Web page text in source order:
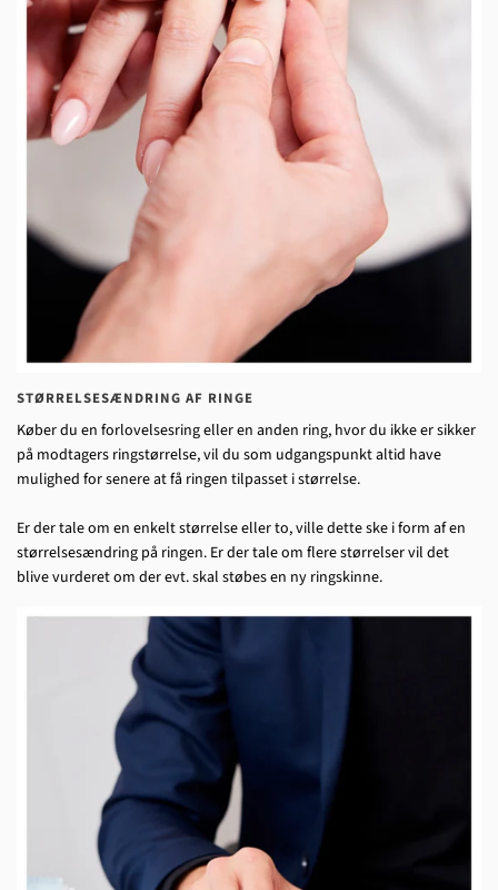
STØRRELSESÆNDRING AF RINGE
Køber du en forlovelsesring eller en anden ring, hvor du ikke er sikker
på modtagers ringstørrelse, vil du som udgangspunkt altid have
mulighed for senere at få ringen tilpasset i størrelse.
Er der tale om en enkelt størrelse eller to, ville dette ske i form af en
størrelsesændring på ringen. Er der tale om flere størrelser vil det
blive vurderet om der evt. skal støbes en ny ringskinne.